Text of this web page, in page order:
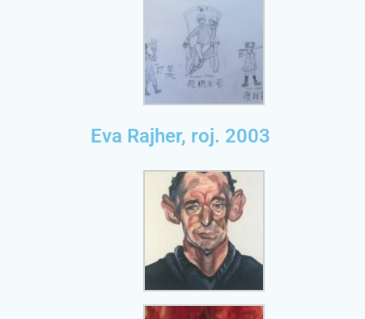
Eva Rajher, roj. 2003